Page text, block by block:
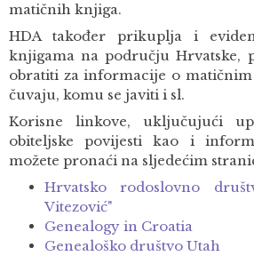
matičnih knjiga.
HDA također prikuplja i
knjigama na području Hrvatske,
obratiti za informacije o matičnim
čuvaju, komu se javiti i sl.
Korisne linkove, uključujući
obiteljske povijesti kao i
možete pronaći na sljedećim
Hrvatsko rodoslovno
Vitezović"
Genealogy in Croatia
Genealoško društvo Utah